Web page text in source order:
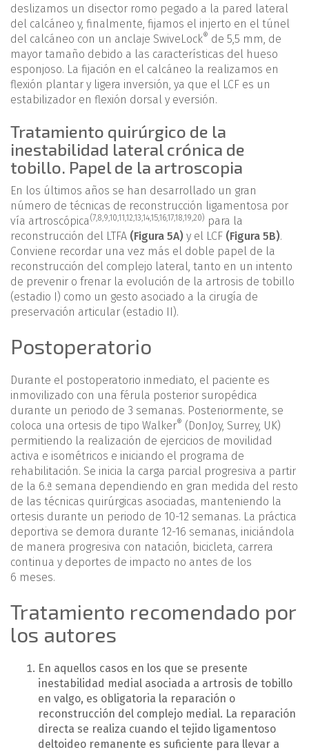
deslizamos un disector romo pegado a la pared lateral
del calcáneo y, finalmente, fijamos el injerto en el túnel
del calcáneo con un anclaje SwiveLock® de 5,5 mm, de
mayor tamaño debido a las características del hueso
esponjoso. La fijación en el calcáneo la realizamos en
flexión plantar y ligera inversión, ya que el LCF es un
estabilizador en flexión dorsal y eversión.
Tratamiento quirúrgico de la
inestabilidad lateral crónica de
tobillo. Papel de la artroscopia
En los últimos años se han desarrollado un gran
número de técnicas de reconstrucción ligamentosa por
vía artroscópica (7 8 9 10 11 12 13 1415161718 19 20) para la
reconstrucción del LTFA (Figura 5A) y el LCF (Figura 5B).
Conviene recordar una vez más el doble papel de la
reconstrucción del complejo lateral, tanto en un intento
de prevenir o frenar la evolución de la artrosis de tobillo
(estadio I) como un gesto asociado a la cirugía de
preservación articular (estadio II).
Postoperatorio
Durante el postoperatorio inmediato, el paciente es
inmovilizado con una férula posterior suropédica
durante un periodo de 3 semanas. Posteriormente, se
coloca una ortesis de tipo Walker® (DonJoy, Surrey, UK)
permitiendo la realización de ejercicios de movilidad
activa e isométricos e iniciando el programa de
rehabilitación. Se inicia la carga parcial progresiva a partir
de la 6.ª semana dependiendo en gran medida del resto
de las técnicas quirúrgicas asociadas, manteniendo la
ortesis durante un periodo de 10-12 semanas. La práctica
deportiva se demora durante 12-16 semanas, iniciándola
de manera progresiva con natación, bicicleta, carrera
continua y deportes de impacto no antes de los
6 meses.
Tratamiento recomendado por
los autores
En aquellos casos en los que se presente
inestabilidad medial asociada a artrosis de tobillo
en valgo, es obligatoria la reparación o
reconstrucción del complejo medial. La reparación
directa se realiza cuando el tejido ligamentoso
deltoideo remanente es suficiente para llevar a